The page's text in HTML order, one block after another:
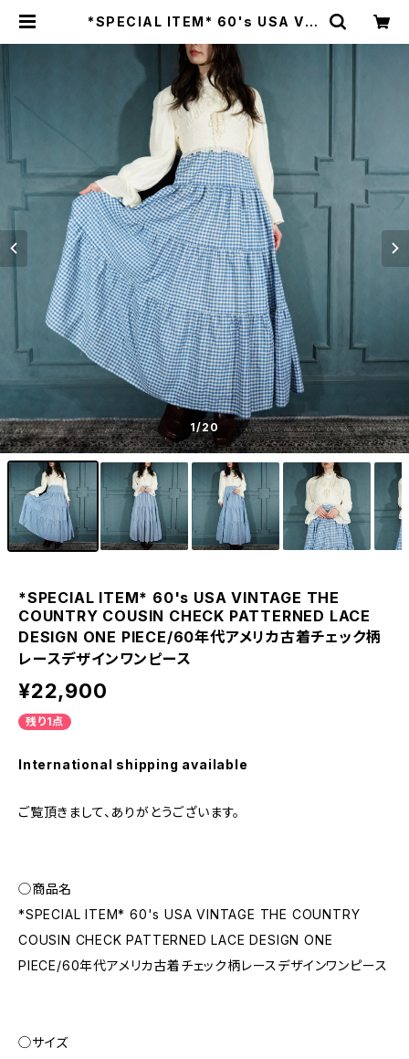
*SPECIAL ITEM* 60's USA VIN
CHECK PATTERNED LACE DES
IGN ONE PIECE/60年代アメリカ
古着チェック柄レースデザインワンピ
ース | Titti Vintage
1/20
*SPECIAL ITEM* 60's USA VINTAGE THE
COUNTRY COUSIN CHECK PATTERNED LACE
DESIGN ONE PIECE/60年代アメリカ古着チェック柄
レースデザインワンピース
¥22,900
残り1点
International shipping available
ご覧頂きまして、ありがとうございます。
◯商品名
*SPECIAL ITEM* 60's USA VINTAGE THE COUNTRY
COUSIN CHECK PATTERNED LACE DESIGN ONE
PIECE/60年代アメリカ古着チェック柄レースデザインワンピース
◯サイズ